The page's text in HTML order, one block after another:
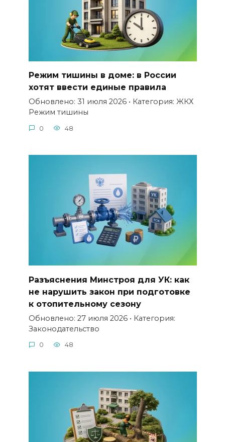
Режим тишины в доме: в России
хотят ввести единые правила
Обновлено: 31 июля 2026 • Категория: ЖКХ
Режим тишины
0 48
Разъяснения Минстроя для УК: как
не нарушить закон при подготовке
к отопительному сезону
Обновлено: 27 июля 2026 • Категория:
Законодательство
0 48